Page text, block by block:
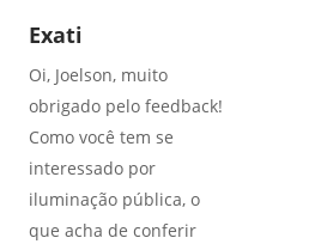
Exati
Oi, Joelson, muito
obrigado pelo feedback!
Como você tem se
interessado por
iluminação pública, o
que acha de conferir